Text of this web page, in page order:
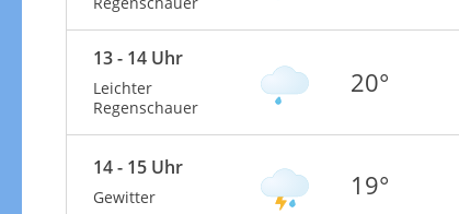
13 - 14 Uhr
Leichter
Regenschauer
20°
14 - 15 Uhr
Gewitter 19°